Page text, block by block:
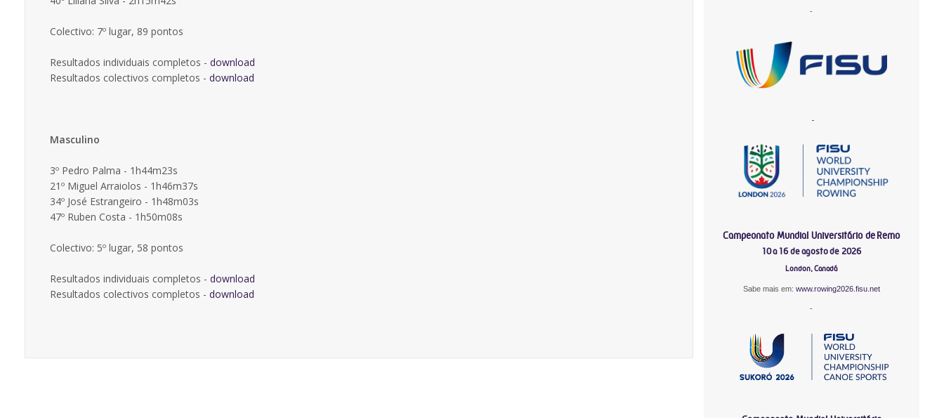
Colectivo: 7º lugar, 89 pontos
Resultados individuais completos - download
Resultados colectivos completos - download
Masculino
3º Pedro Palma - 1h44m23s
21º Miguel Arraiolos - 1h46m37s
34º José Estrangeiro - 1h48m03s
47º Ruben Costa - 1h50m08s
Colectivo: 5º lugar, 58 pontos
Resultados individuais completos - download
Resultados colectivos completos - download
-
-
Campeonato Mundial Universitário de Remo
10 a 16 de agosto de 2026
London, Canadá
Sabe mais em: www.rowing2026.fisu.net
-